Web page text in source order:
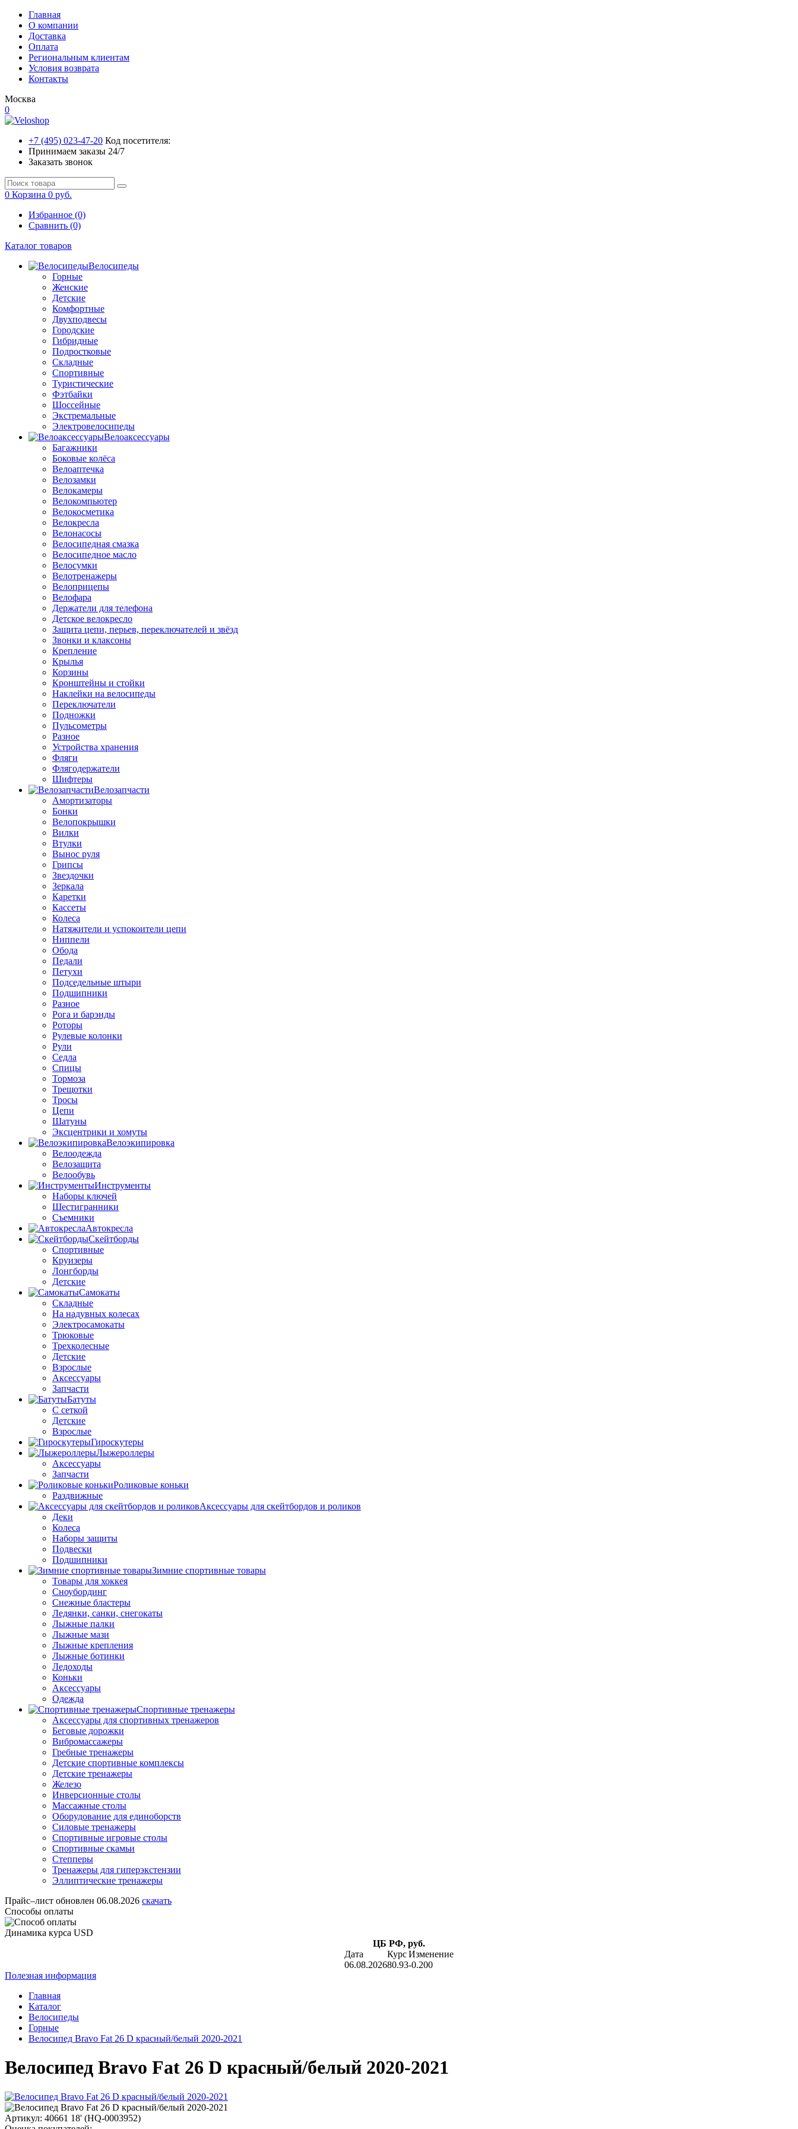
Главная
О компании
Доставка
Оплата
Региональным клиентам
Условия возврата
Контакты
Москва
0
+7 (495) 023-47-20 Код посетителя:
Принимаем заказы 24/7
Заказать звонок
0 Корзина 0 руб.
Избранное (0)
Сравнить (0)
Каталог товаров
Велосипеды
Горные
Женские
Детские
Комфортные
Двухподвесы
Городские
Гибридные
Подростковые
Складные
Спортивные
Туристические
Фэтбайки
Шоссейные
Экстремальные
Электровелосипеды
Велоаксессуары
Багажники
Боковые колёса
Велоаптечка
Велозамки
Велокамеры
Велокомпьютер
Велокосметика
Велокресла
Велонасосы
Велосипедная смазка
Велосипедное масло
Велосумки
Велотренажеры
Велоприцепы
Велофара
Держатели для телефона
Детское велокресло
Защита цепи, перьев, переключателей и звёзд
Звонки и клаксоны
Крепление
Крылья
Корзины
Кронштейны и стойки
Наклейки на велосипеды
Переключатели
Подножки
Пульсометры
Разное
Устройства хранения
Фляги
Флягодержатели
Шифтеры
Велозапчасти
Амортизаторы
Бонки
Велопокрышки
Вилки
Втулки
Вынос руля
Грипсы
Звездочки
Зеркала
Каретки
Кассеты
Колеса
Натяжители и успокоители цепи
Ниппели
Обода
Педали
Петухи
Подседельные штыри
Подшипники
Разное
Рога и барэнды
Роторы
Рулевые колонки
Рули
Седла
Спицы
Тормоза
Трещотки
Тросы
Цепи
Шатуны
Эксцентрики и хомуты
Велоэкипировка
Велоодежда
Велозащита
Велообувь
Инструменты
Наборы ключей
Шестигранники
Съемники
Автокресла
Скейтборды
Спортивные
Круизеры
Лонгборды
Детские
Самокаты
Складные
На надувных колесах
Электросамокаты
Трюковые
Трехколесные
Детские
Взрослые
Аксессуары
Запчасти
Батуты
С сеткой
Детские
Взрослые
Гироскутеры
Лыжероллеры
Аксессуары
Запчасти
Роликовые коньки
Раздвижные
Аксессуары для скейтбордов и роликов
Деки
Колеса
Наборы защиты
Подвески
Подшипники
Зимние спортивные товары
Товары для хоккея
Сноубординг
Снежные бластеры
Ледянки, санки, снегокаты
Лыжные палки
Лыжные мази
Лыжные крепления
Лыжные ботинки
Ледоходы
Коньки
Аксессуары
Одежда
Спортивные тренажеры
Аксессуары для спортивных тренажеров
Беговые дорожки
Вибромассажеры
Гребные тренажеры
Детские спортивные комплексы
Детские тренажеры
Железо
Инверсионные столы
Массажные столы
Оборудование для единоборств
Силовые тренажеры
Спортивные игровые столы
Спортивные скамьи
Степперы
Тренажеры для гиперэкстензии
Эллиптические тренажеры
Прайс–лист обновлен 06.08.2026 скачать
Способы оплаты
Динамика курса USD
ЦБ РФ, руб.
Дата
КурсИзменение
06.08.202680.93-0.200
Полезная информация
Главная
Каталог
Велосипеды
Горные
Велосипед Bravo Fat 26 D красный/белый 2020-2021
Велосипед Bravo Fat 26 D красный/белый 2020-2021
Артикул: 40661 18' (HQ-0003952)